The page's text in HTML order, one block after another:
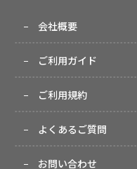
会社概要
ご利用ガイド
ご利用規約
よくあるご質問
お問い合わせ